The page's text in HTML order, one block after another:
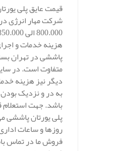
قیمت عایق پلی
شرکت مهار انرژی
هزینه خدمات و
پاششی در تهران
متفاوت است. در
دیگر نیز هزینه
به در و نزدیک
باشد. جهت
پلی یورتان پاششی
روزها و ساعات
فروش ما در تماس